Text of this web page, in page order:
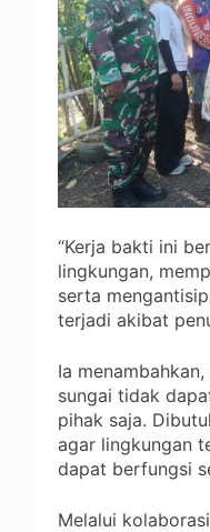
“Kerja bakti ini
lingkungan,
serta
terjadi akibat
Ia
sungai tidak
pihak saja.
agar lingkungan
dapat berfungsi
Melalui